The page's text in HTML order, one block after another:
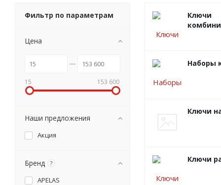
Ключи
Наборы
Ключи
Ключи
Фильтр по параметрам
Цена
15 153 600
Наши предложения
Акция
Бренд ?
APELAS